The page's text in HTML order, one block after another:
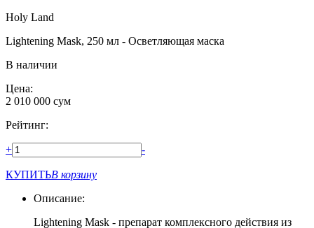
Holy Land
Lightening Mask, 250 мл - Осветляющая маска
В наличии
Цена:
2 010 000 сум
Рейтинг:
+ -
КУПИТЬВ корзину
Описание:
Lightening Mask - препарат комплексного действия из